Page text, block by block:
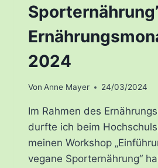
2024
Von Anne Mayer 24/03/2024
Im Rahmen des
durfte ich beim
meinen Workshop
vegane Sporternährung“